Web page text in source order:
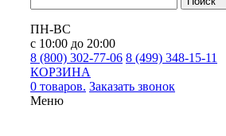
ПН-ВС
с 10:00 до 20:00
8 (800) 302-77-06 8 (499) 348-15-11
КОРЗИНА
0 товаров. Заказать звонок
Меню